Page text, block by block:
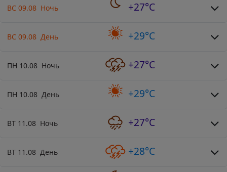
ВС 09.08 Ночь +27°C
ВС 09.08 День +29°C
ПН 10.08 Ночь +27°C
ПН 10.08 День +29°C
ВТ 11.08 Ночь +27°C
ВТ 11.08 День +28°C